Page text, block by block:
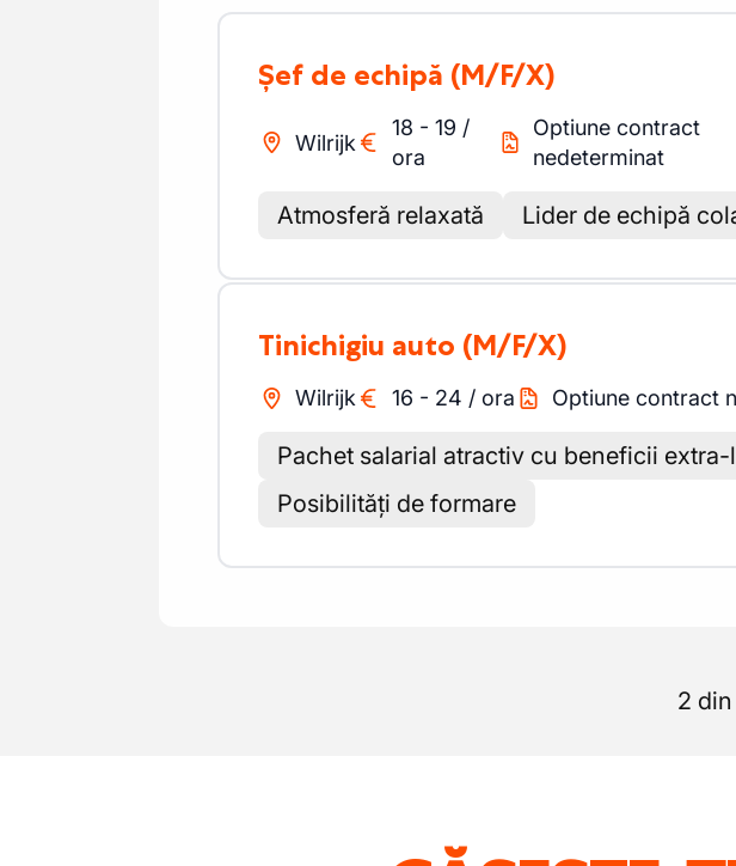
Șef de echipă (M/F/X)
Wilrijk
18 - 19 /
ora
Optiune contract
nedeterminat
Atmosferă relaxată Lider de echipă
Tinichigiu auto (M/F/X)
Wilrijk 16 - 24 / ora Optiune contract
Pachet salarial atractiv cu beneficii extra-
Posibilități de formare
2